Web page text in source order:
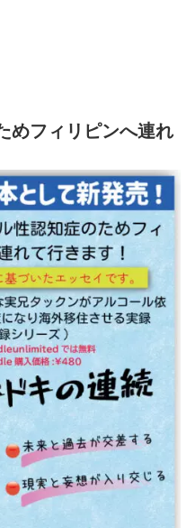
めフィリピンへ連れ